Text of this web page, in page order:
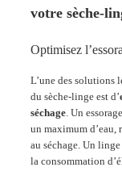
votre sèche-
Optimisez
L’une des solutions
du sèche-linge est d’
séchage. Un
un maximum d’eau,
au séchage. Un
la consommation